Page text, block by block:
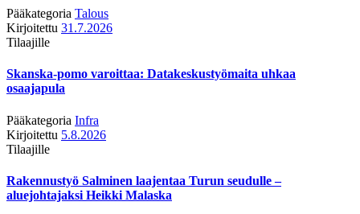
Pääkategoria Talous
Kirjoitettu 31.7.2026
Tilaajille
Skanska-pomo varoittaa: Datakeskustyömaita uhkaa
osaajapula
Pääkategoria Infra
Kirjoitettu 5.8.2026
Tilaajille
Rakennustyö Salminen laajentaa Turun seudulle –
aluejohtajaksi Heikki Malaska